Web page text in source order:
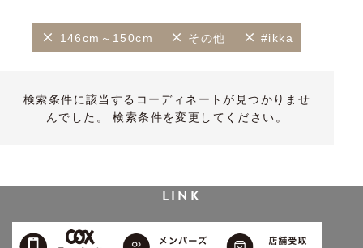
146cm～150cm その他 #ikka
検索条件に該当するコーディネートが見つかりませ
んでした。 検索条件を変更してください。
LINK